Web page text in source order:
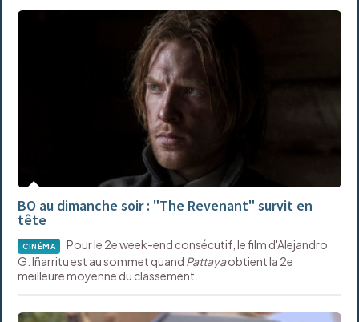
BO au dimanche soir : "The Revenant" survit en
tête
CINÉMA
Pour le 2e week-end consécutif, le film d'Alejandro
G. Iñarritu est au sommet quand Pattayaobtient la 2e
meilleure moyenne du classement.